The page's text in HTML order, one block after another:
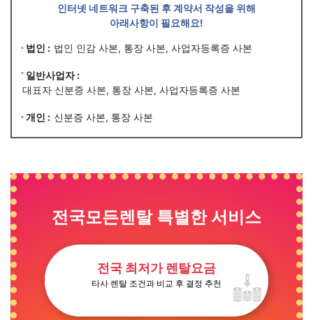
인터넷 네트워크 구축된 후 계약서 작성을 위해
아래사항이 필요해요!
법인 : 법인 인감 사본, 통장 사본, 사업자등록증 사본
일반사업자 :
대표자 신분증 사본, 통장 사본, 사업자등록증 사본
개인 : 신분증 사본, 통장 사본
전국모든렌탈 특별한 서비스
전국 최저가 렌탈요금
타사 렌탈 조건과 비교 후 결정 추천